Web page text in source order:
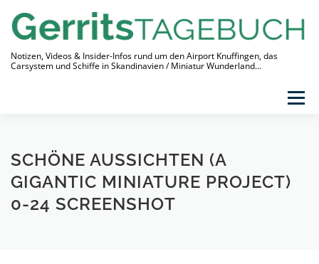
Inhalt
springen
Notizen, Videos & Insider-Infos rund um den Airport Knuffingen, das
Carsystem und Schiffe in Skandinavien / Miniatur Wunderland…
Menü
LINKS
SCHÖNE AUSSICHTEN (A
GIGANTIC MINIATURE PROJECT)
0-24 SCREENSHOT